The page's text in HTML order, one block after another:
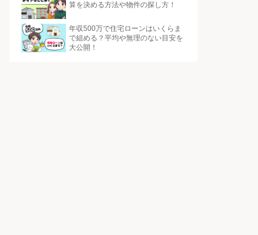
算を決める方法や物件の探し方！
年収500万で住宅ローンはいくらま
で組める？平均や無理のない目安を
大公開！